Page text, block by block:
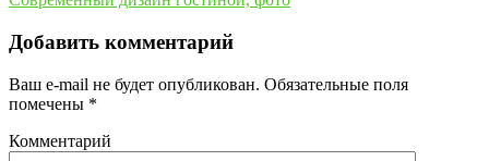
Добавить комментарий
Ваш e-mail не будет опубликован. Обязательные поля
помечены *
Комментарий